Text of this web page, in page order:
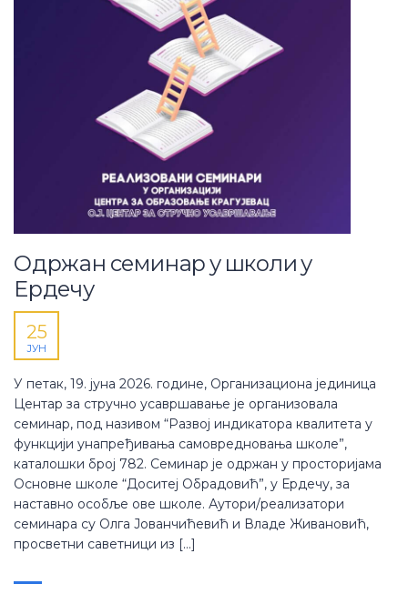
Одржан семинар у школи у
Ердечу
25
ЈУН
У петак, 19. јуна 2026. године, Организациона јединица
Центар за стручно усавршавање је организовала
семинар, под називом “Развој индикатора квалитета у
функцији унапређивања самовредновања школе”,
каталошки број 782. Семинар је одржан у просторијама
Основне школе “Доситеј Обрадовић”, у Ердечу, за
наставно особље ове школе. Аутори/реализатори
семинара су Олга Јованчићевић и Владе Живановић,
просветни саветници из […]